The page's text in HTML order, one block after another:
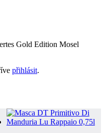
Gold Edition Mosel
přihlásit.